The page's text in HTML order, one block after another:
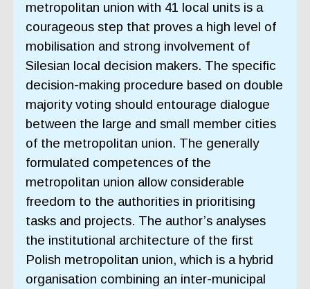
metropolitan union with 41 local units is a
courageous step that proves a high level of
mobilisation and strong involvement of
Silesian local decision makers. The specific
decision-making procedure based on double
majority voting should entourage dialogue
between the large and small member cities
of the metropolitan union. The generally
formulated competences of the
metropolitan union allow considerable
freedom to the authorities in prioritising
tasks and projects. The author’s analyses
the institutional architecture of the first
Polish metropolitan union, which is a hybrid
organisation combining an inter-municipal